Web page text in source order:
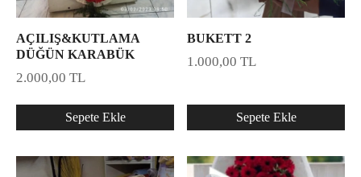
AÇILIŞ&KUTLAMA
DÜĞÜN KARABÜK
2.000,00 TL
Sepete Ekle
BUKETT 2
1.000,00 TL
Sepete Ekle